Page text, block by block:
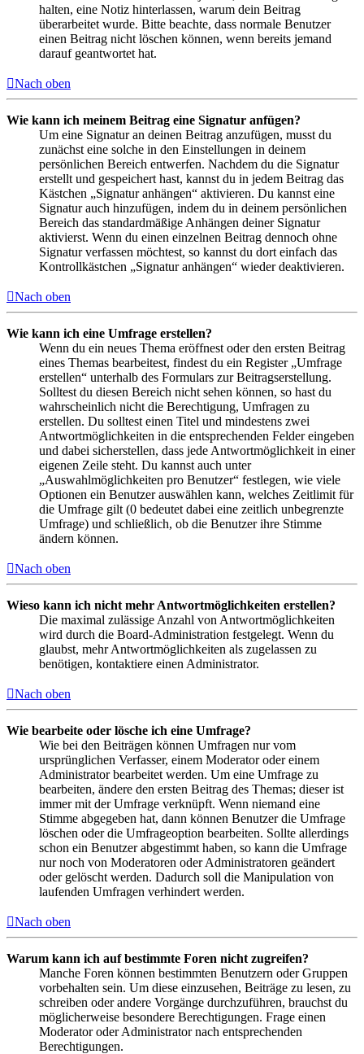
halten, eine Notiz hinterlassen, warum dein Beitrag
überarbeitet wurde. Bitte beachte, dass normale Benutzer
einen Beitrag nicht löschen können, wenn bereits jemand
darauf geantwortet hat.
Nach oben
Wie kann ich meinem Beitrag eine Signatur anfügen?
Um eine Signatur an deinen Beitrag anzufügen, musst du
zunächst eine solche in den Einstellungen in deinem
persönlichen Bereich entwerfen. Nachdem du die Signatur
erstellt und gespeichert hast, kannst du in jedem Beitrag das
Kästchen „Signatur anhängen“ aktivieren. Du kannst eine
Signatur auch hinzufügen, indem du in deinem persönlichen
Bereich das standardmäßige Anhängen deiner Signatur
aktivierst. Wenn du einen einzelnen Beitrag dennoch ohne
Signatur verfassen möchtest, so kannst du dort einfach das
Kontrollkästchen „Signatur anhängen“ wieder deaktivieren.
Nach oben
Wie kann ich eine Umfrage erstellen?
Wenn du ein neues Thema eröffnest oder den ersten Beitrag
eines Themas bearbeitest, findest du ein Register „Umfrage
erstellen“ unterhalb des Formulars zur Beitragserstellung.
Solltest du diesen Bereich nicht sehen können, so hast du
wahrscheinlich nicht die Berechtigung, Umfragen zu
erstellen. Du solltest einen Titel und mindestens zwei
Antwortmöglichkeiten in die entsprechenden Felder eingeben
und dabei sicherstellen, dass jede Antwortmöglichkeit in einer
eigenen Zeile steht. Du kannst auch unter
„Auswahlmöglichkeiten pro Benutzer“ festlegen, wie viele
Optionen ein Benutzer auswählen kann, welches Zeitlimit für
die Umfrage gilt (0 bedeutet dabei eine zeitlich unbegrenzte
Umfrage) und schließlich, ob die Benutzer ihre Stimme
ändern können.
Nach oben
Wieso kann ich nicht mehr Antwortmöglichkeiten erstellen?
Die maximal zulässige Anzahl von Antwortmöglichkeiten
wird durch die Board-Administration festgelegt. Wenn du
glaubst, mehr Antwortmöglichkeiten als zugelassen zu
benötigen, kontaktiere einen Administrator.
Nach oben
Wie bearbeite oder lösche ich eine Umfrage?
Wie bei den Beiträgen können Umfragen nur vom
ursprünglichen Verfasser, einem Moderator oder einem
Administrator bearbeitet werden. Um eine Umfrage zu
bearbeiten, ändere den ersten Beitrag des Themas; dieser ist
immer mit der Umfrage verknüpft. Wenn niemand eine
Stimme abgegeben hat, dann können Benutzer die Umfrage
löschen oder die Umfrageoption bearbeiten. Sollte allerdings
schon ein Benutzer abgestimmt haben, so kann die Umfrage
nur noch von Moderatoren oder Administratoren geändert
oder gelöscht werden. Dadurch soll die Manipulation von
laufenden Umfragen verhindert werden.
Nach oben
Warum kann ich auf bestimmte Foren nicht zugreifen?
Manche Foren können bestimmten Benutzern oder Gruppen
vorbehalten sein. Um diese einzusehen, Beiträge zu lesen, zu
schreiben oder andere Vorgänge durchzuführen, brauchst du
möglicherweise besondere Berechtigungen. Frage einen
Moderator oder Administrator nach entsprechenden
Berechtigungen.